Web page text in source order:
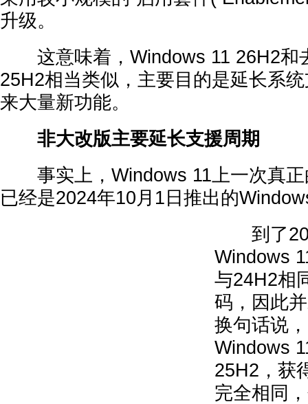
升级。
这意味着，Windows 11 26H2和
25H2相当类似，主要目的是延长系
来大量新功能。
非大改版主要延长支援周期
事实上，Windows 11上一次真正
已经是2024年10月1日推出的
到了
Windows
与24H2相
码，因此
换句话说
Windows
25H2，获
完全相同